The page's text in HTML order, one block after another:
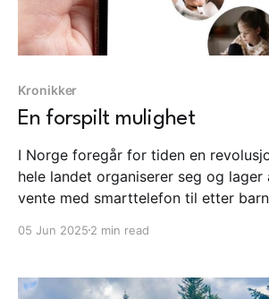
Kronikker
En forspilt mulighet
I Norge foregår for tiden en
hele landet organiserer seg og lager
vente med smarttelefon til etter
råd om skjermbruk for barn og unge.
05 Jun 2025 2 min read